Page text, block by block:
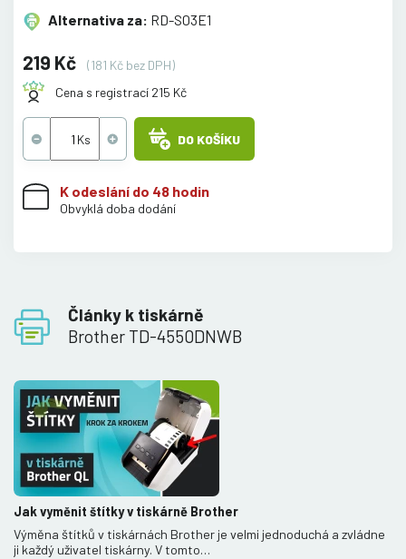
Alternativa za: RD-S03E1
219 Kč
(181 Kč bez DPH)
Cena s registrací 215 Kč
DO KOŠÍKU
K odeslání do 48 hodin
Obvyklá doba dodání
Články k tiskárně
Brother TD-4550DNWB
Jak vyměnit štítky v tiskárně Brother
Výměna štítků v tiskárnách Brother je velmi jednoduchá a zvládne
ji každý uživatel tiskárny. V tomto…